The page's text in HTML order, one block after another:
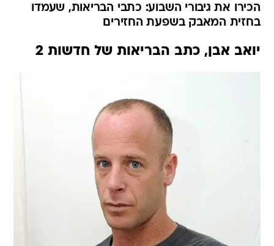
הכירו את גיבורי השבוע: כתבי הבריאות, שעמדו
בחזית המאבק בשפעת החזירים
יואב אבן, כתב הבריאות של חדשות 2